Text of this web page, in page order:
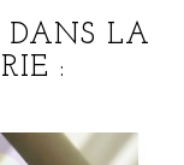
DANS LA
: